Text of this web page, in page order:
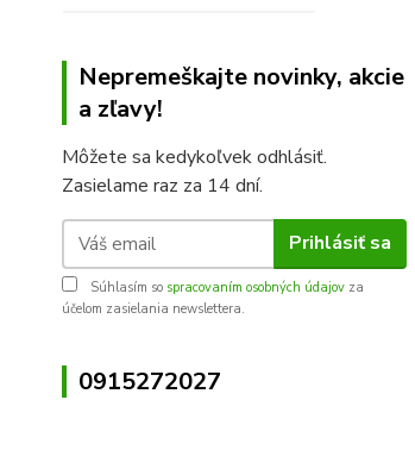
Nepremeškajte novinky, akcie
a zľavy!
Môžete sa kedykoľvek odhlásiť.
Zasielame raz za 14 dní.
Prihlásiť sa
Súhlasím so spracovaním osobných údajov za
účelom zasielania newslettera.
0915272027